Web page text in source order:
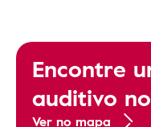
Encontre
auditivo
Ver no mapa